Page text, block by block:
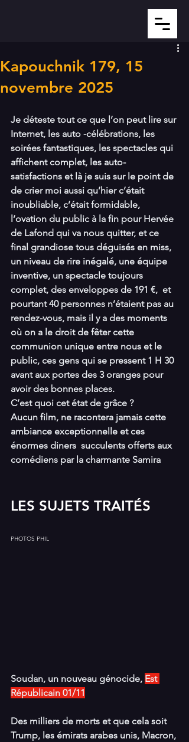
Kapouchnik 179, 15
novembre 2025
Je déteste tout ce que l’on peut lire sur
Internet, les auto -célébrations, les
soirées fantastiques, les spectacles qui
affichent complet, les auto-
satisfactions et là je suis sur le point de
de crier moi aussi qu’hier c’était
inoubliable, c’était formidable,
l’ovation du public à la fin pour Hervée
de Lafond qui va nous quitter, et ce
final grandiose tous déguisés en miss,
un niveau de rire inégalé, une équipe
inventive, un spectacle toujours
complet, des enveloppes de 191 €,  et
pourtant 40 personnes n’étaient pas au
rendez-vous, mais il y a des moments
où on a le droit de fêter cette
communion unique entre nous et le
public, ces gens qui se pressent 1 H 30
avant aux portes des 3 oranges pour
avoir des bonnes places.
C’est quoi cet état de grâce ?
Aucun film, ne racontera jamais cette
ambiance exceptionnelle et ces
énormes diners  succulents offerts aux
comédiens par la charmante Samira
LES SUJETS TRAITÉS
PHOTOS PHIL
Soudan, un nouveau génocide, Est
Républicain 01/11
Des milliers de morts et que cela soit
Trump, les émirats arabes unis, Macron,